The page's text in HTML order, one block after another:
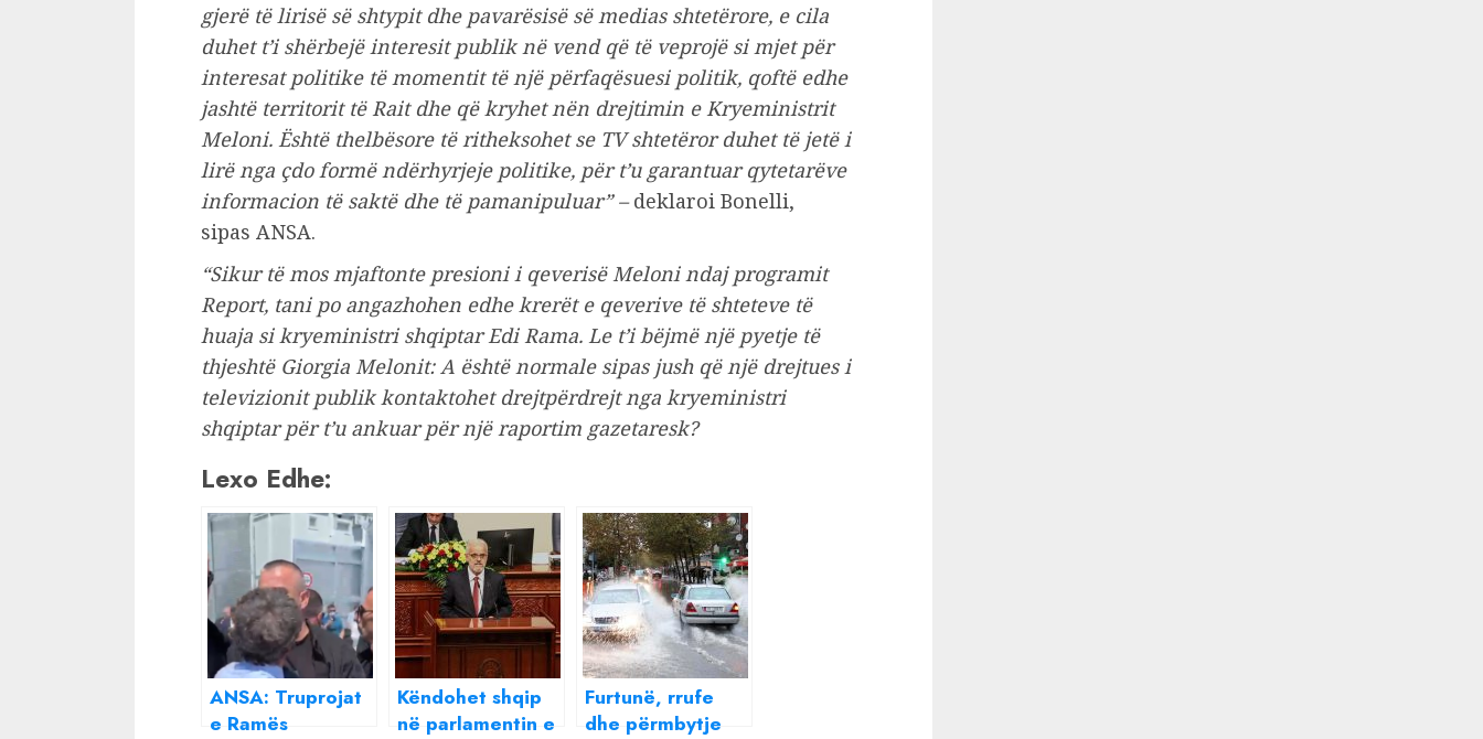
gjerë të lirisë së shtypit dhe pavarësisë së medias shtetërore, e cila
duhet t’i shërbejë interesit publik në vend që të veprojë si mjet për
interesat politike të momentit të një përfaqësuesi politik, qoftë edhe
jashtë territorit të Rait dhe që kryhet nën drejtimin e Kryeministrit
Meloni. Është thelbësore të ritheksohet se TV shtetëror duhet të jetë i
lirë nga çdo formë ndërhyrjeje politike, për t’u garantuar qytetarëve
informacion të saktë dhe të pamanipuluar” –deklaroi Bonelli,
sipas ANSA.
“Sikur të mos mjaftonte presioni i qeverisë Meloni ndaj programit
Report, tani po angazhohen edhe krerët e qeverive të shteteve të
huaja si kryeministri shqiptar Edi Rama. Le t’i bëjmë një pyetje të
thjeshtë Giorgia Melonit: A është normale sipas jush që një drejtues i
televizionit publik kontaktohet drejtpërdrejt nga kryeministri
shqiptar për t’u ankuar për një raportim gazetaresk?
Lexo Edhe:
ANSA: Truprojat
e Ramës
Këndohet shqip
në parlamentin e
Furtunë, rrufe
dhe përmbytje